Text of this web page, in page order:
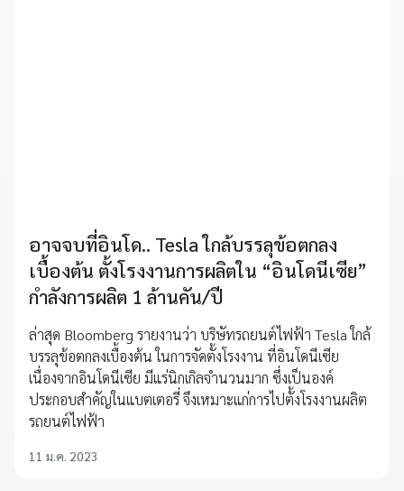
อาจจบที่อินโด.. Tesla ใกล้บรรลุข้อตกลง
เบื้องต้น ตั้งโรงงานการผลิตใน “อินโดนีเซีย”
กำลังการผลิต 1 ล้านคัน/ปี
ล่าสุด Bloomberg รายงานว่า บริษัทรถยนต์ไฟฟ้า Tesla ใกล้
บรรลุข้อตกลงเบื้องต้น ในการจัดตั้งโรงงาน ที่อินโดนีเซีย
เนื่องจากอินโดนีเซีย มีแร่นิกเกิลจำนวนมาก ซึ่งเป็นองค์
ประกอบสำคัญในแบตเตอรี่ จึงเหมาะแก่การไปตั้งโรงงานผลิต
รถยนต์ไฟฟ้า
11 ม.ค. 2023